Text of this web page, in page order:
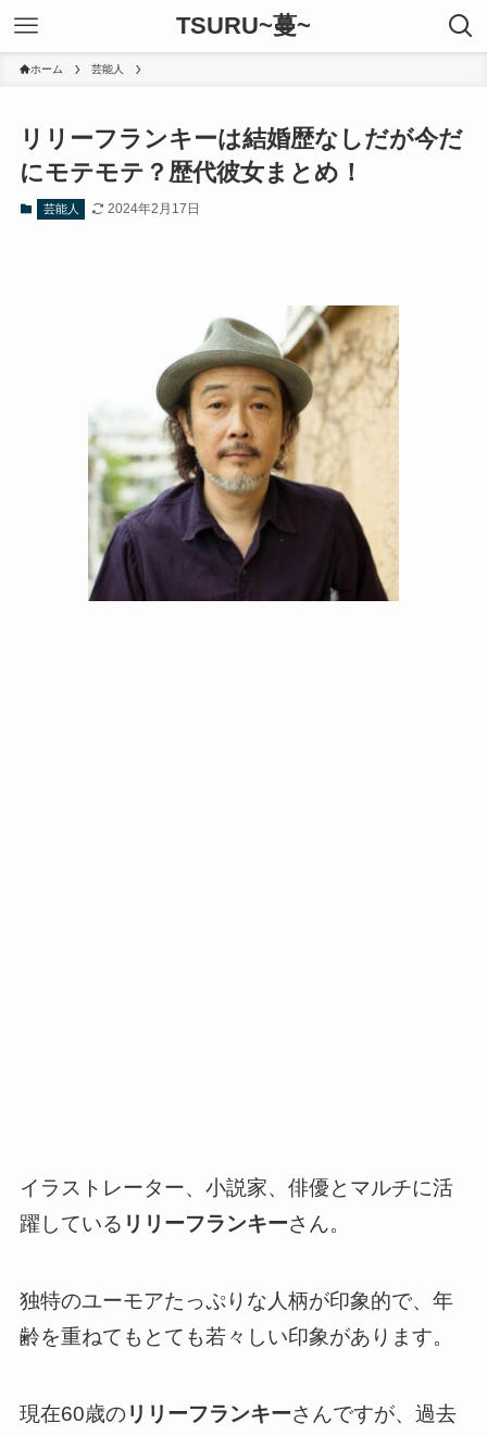
TSURU~蔓~
ホーム 芸能人
リリーフランキーは結婚歴なしだが今だ
にモテモテ？歴代彼女まとめ！
芸能人 2024年2月17日
イラストレーター、小説家、俳優とマルチに活
躍している リリーフランキーさん。
独特のユーモアたっぷりな人柄が印象的で、年
齢を重ねてもとても若々しい印象があります。
現在60歳のリリーフランキーさんですが、過去